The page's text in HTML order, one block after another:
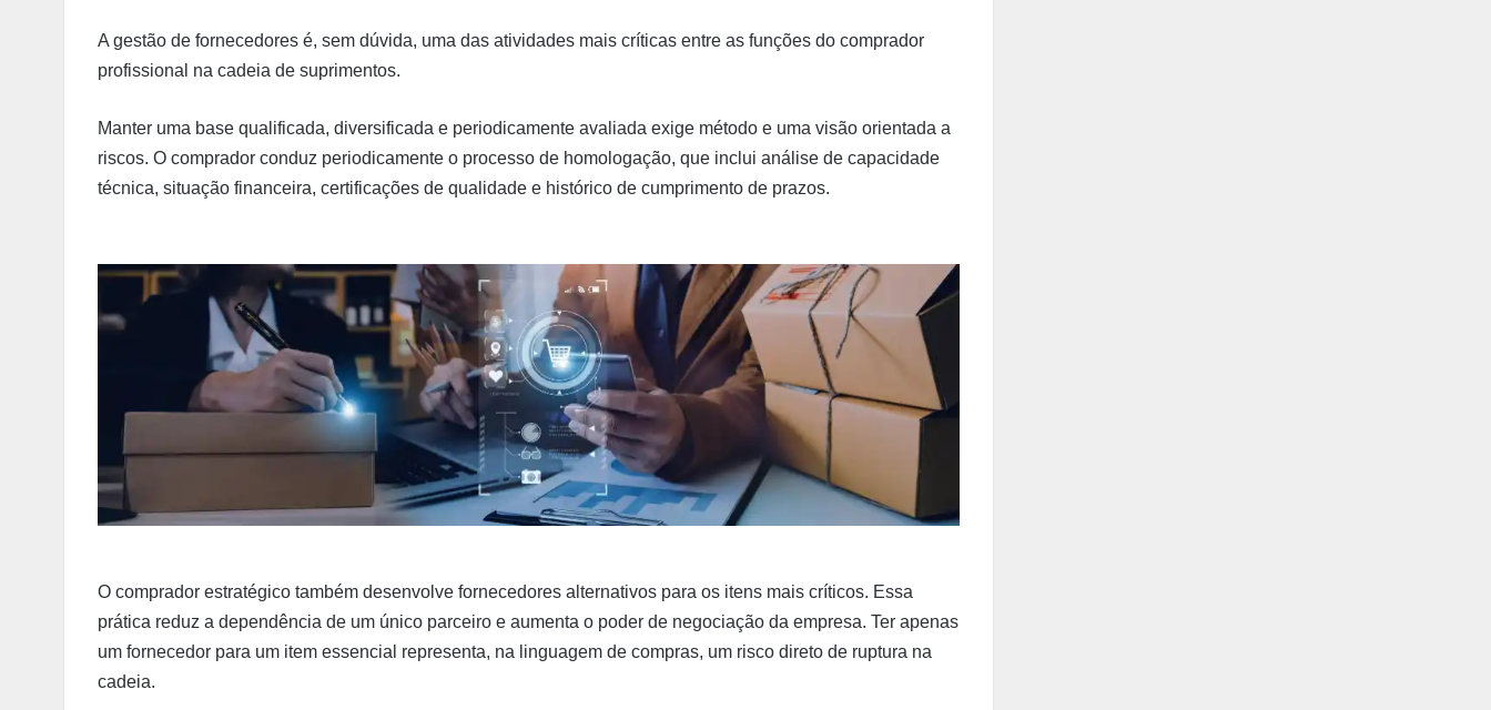
A gestão de fornecedores é, sem dúvida, uma das atividades mais críticas entre as funções do comprador
profissional na cadeia de suprimentos.
Manter uma base qualificada, diversificada e periodicamente avaliada exige método e uma visão orientada a
riscos. O comprador conduz periodicamente o processo de homologação, que inclui análise de capacidade
técnica, situação financeira, certificações de qualidade e histórico de cumprimento de prazos.
O comprador estratégico também desenvolve fornecedores alternativos para os itens mais críticos. Essa
prática reduz a dependência de um único parceiro e aumenta o poder de negociação da empresa. Ter apenas
um fornecedor para um item essencial representa, na linguagem de compras, um risco direto de ruptura na
cadeia.